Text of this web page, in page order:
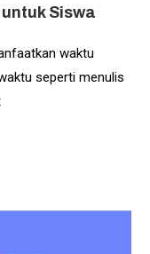
Siswa
waktu
seperti menulis